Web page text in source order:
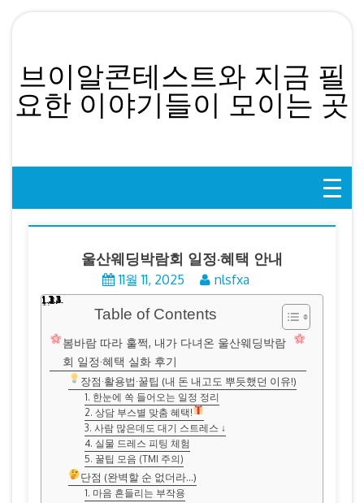
브이알콘테스트와 지금 필
요한 이야기들이 모이는 곳
울산웨딩박람회 일정·혜택 안내
11월 11, 2025 nlsfxa
Table of Contents
봄바람 따라 훌쩍, 내가 다녀온 울산웨딩박람
회 일정·혜택 실화 후기
장점·활용법·꿀팁 (내 돈 내고도 뿌듯했던 이유!)
1. 한눈에 쏙 들어오는 일정 정리
2. 상담 부스별 맞춤 혜택!
3. 사람 많은데도 대기 스트레스 ↓
4. 실물 드레스 피팅 체험
5. 꿀팁 모음 (TMI 주의)
단점 (완벽할 순 없더라…)
1. 마음 흔들리는 부작용